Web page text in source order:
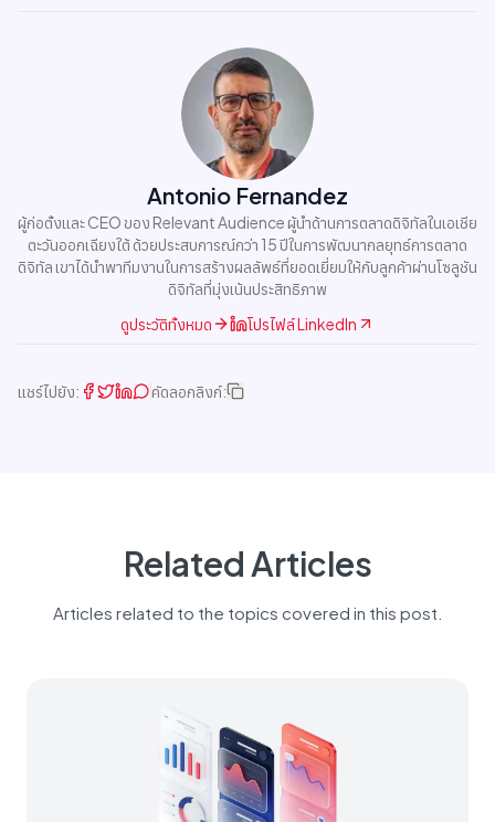
Antonio Fernandez
ผู้ก่อตั้งและ CEO ของ Relevant Audience ผู้นำด้านการตลาดดิจิทัลในเอเชีย
ตะวันออกเฉียงใต้ ด้วยประสบการณ์กว่า 15 ปีในการพัฒนากลยุทธ์การตลาด
ดิจิทัล เขาได้นำพาทีมงานในการสร้างผลลัพธ์ที่ยอดเยี่ยมให้กับลูกค้าผ่านโซลูชัน
ดิจิทัลที่มุ่งเน้นประสิทธิภาพ
ดูประวัติทั้งหมด
โปรไฟล์ LinkedIn
แชร์ไปยัง: คัดลอกลิงก์:
Related Articles
Articles related to the topics covered in this post.